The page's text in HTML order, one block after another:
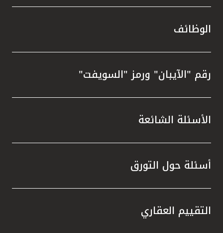
الوظائف
رقم "الآيبان" ورمز "السويفت"
الأسئلة الشائعة
أسئلة حول التورق
التقييم العقاري